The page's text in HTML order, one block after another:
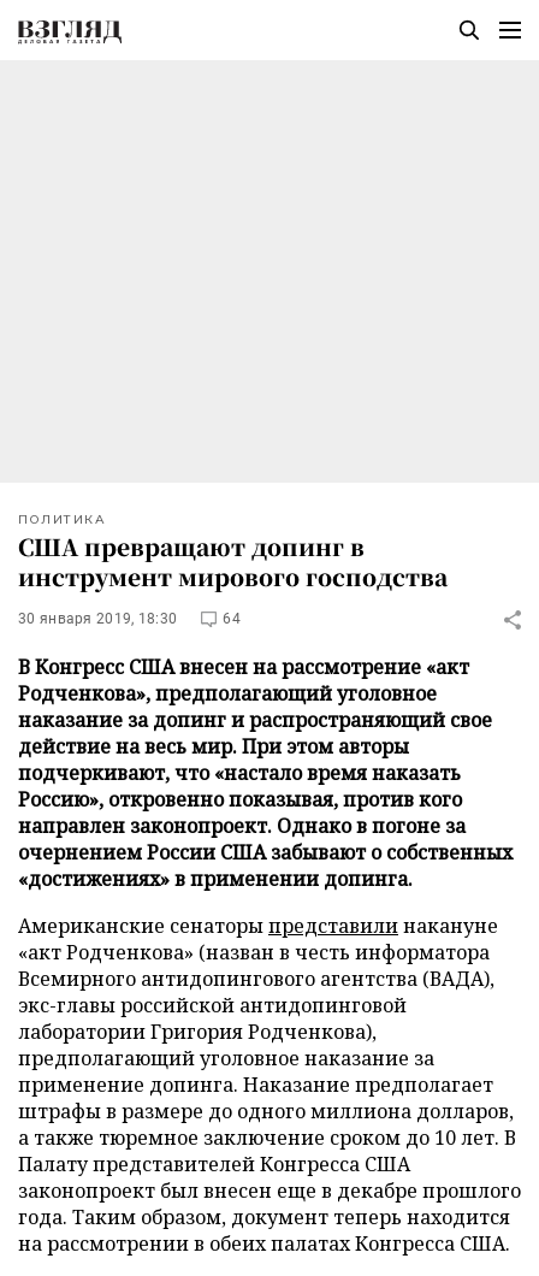
ПОЛИТИКА
США превращают допинг в
инструмент мирового господства
30 января 2019, 18:30 64
В Конгресс США внесен на рассмотрение «акт
Родченкова», предполагающий уголовное
наказание за допинг и распространяющий свое
действие на весь мир. При этом авторы
подчеркивают, что «настало время наказать
Россию», откровенно показывая, против кого
направлен законопроект. Однако в погоне за
очернением России США забывают о собственных
«достижениях» в применении допинга.
Американские сенаторыпредставилинакануне
«акт Родченкова» (назван в честь информатора
Всемирного антидопингового агентства (ВАДА),
экс-главы российской антидопинговой
лаборатории Григория Родченкова),
предполагающий уголовное наказание за
применение допинга. Наказание предполагает
штрафы в размере до одного миллиона долларов,
а также тюремное заключение сроком до 10 лет. В
Палату представителей Конгресса США
законопроект был внесен еще в декабре прошлого
года. Таким образом, документ теперь находится
на рассмотрении в обеих палатах Конгресса США.